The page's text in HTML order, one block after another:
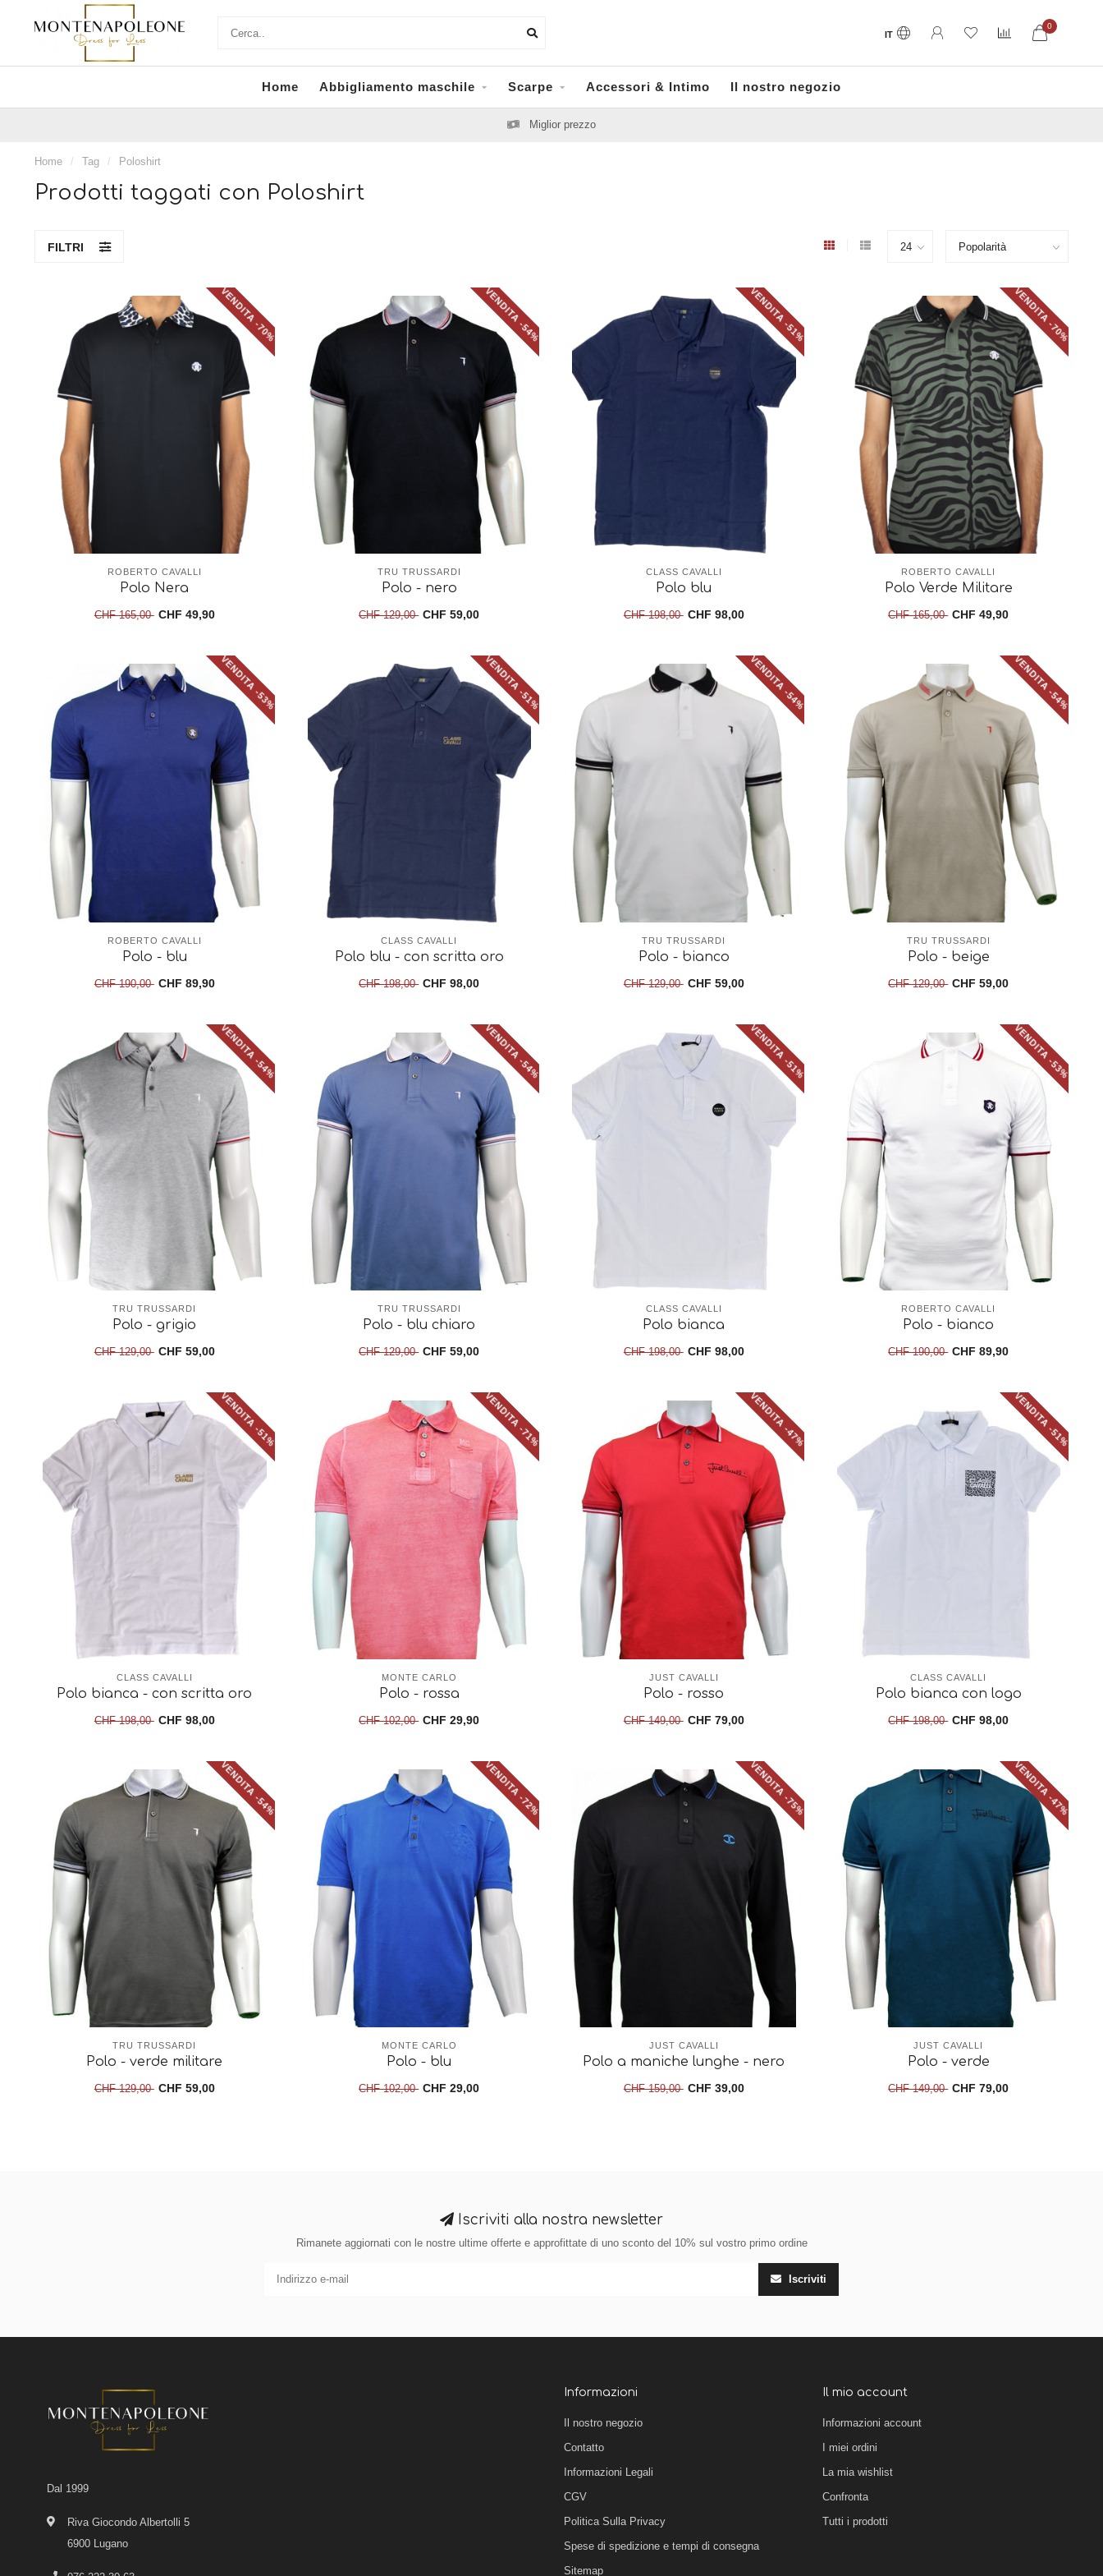
IT
0
Home Abbigliamento maschile Scarpe Accessori & Intimo Il nostro negozio
Miglior prezzo
Home / Tag / Poloshirt
Prodotti taggati con Poloshirt
FILTRI
VENDITA -70%
ROBERTO CAVALLI
Polo Nera
CHF 165,00 CHF 49,90
VENDITA -54%
TRU TRUSSARDI
Polo - nero
CHF 129,00 CHF 59,00
VENDITA -51%
CLASS CAVALLI
Polo blu
CHF 198,00 CHF 98,00
VENDITA -70%
ROBERTO CAVALLI
Polo Verde Militare
CHF 165,00 CHF 49,90
VENDITA -53%
ROBERTO CAVALLI
Polo - blu
CHF 190,00 CHF 89,90
VENDITA -51%
CLASS CAVALLI
Polo blu - con scritta oro
CHF 198,00 CHF 98,00
VENDITA -54%
TRU TRUSSARDI
Polo - bianco
CHF 129,00 CHF 59,00
VENDITA -54%
TRU TRUSSARDI
Polo - beige
CHF 129,00 CHF 59,00
VENDITA -54%
TRU TRUSSARDI
Polo - grigio
CHF 129,00 CHF 59,00
VENDITA -54%
TRU TRUSSARDI
Polo - blu chiaro
CHF 129,00 CHF 59,00
VENDITA -51%
CLASS CAVALLI
Polo bianca
CHF 198,00 CHF 98,00
VENDITA -53%
ROBERTO CAVALLI
Polo - bianco
CHF 190,00 CHF 89,90
VENDITA -51%
CLASS CAVALLI
Polo bianca - con scritta oro
CHF 198,00 CHF 98,00
VENDITA -71%
MONTE CARLO
Polo - rossa
CHF 102,00 CHF 29,90
VENDITA -47%
JUST CAVALLI
Polo - rosso
CHF 149,00 CHF 79,00
VENDITA -51%
CLASS CAVALLI
Polo bianca con logo
CHF 198,00 CHF 98,00
VENDITA -54%
TRU TRUSSARDI
Polo - verde militare
CHF 129,00 CHF 59,00
VENDITA -72%
MONTE CARLO
Polo - blu
CHF 102,00 CHF 29,00
VENDITA -75%
JUST CAVALLI
Polo a maniche lunghe - nero
CHF 159,00 CHF 39,00
VENDITA -47%
JUST CAVALLI
Polo - verde
CHF 149,00 CHF 79,00
Iscriviti alla nostra newsletter
Rimanete aggiornati con le nostre ultime offerte e approfittate di uno sconto del 10% sul vostro primo ordine
Iscriviti
Dal 1999
Riva Giocondo Albertolli 5
6900 Lugano
Informazioni
Il nostro negozio
Contatto
Informazioni Legali
CGV
Politica Sulla Privacy
Spese di spedizione e tempi di consegna
Sitemap
Il mio account
Informazioni account
I miei ordini
La mia wishlist
Confronta
Tutti i prodotti